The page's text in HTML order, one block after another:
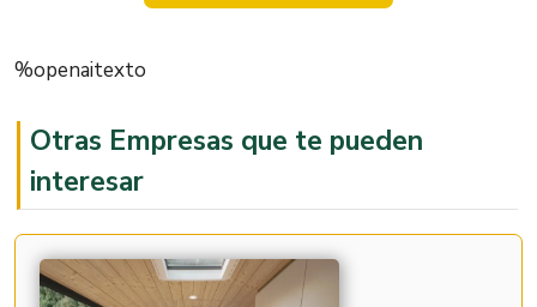
%openaitexto
Otras Empresas que te pueden
interesar